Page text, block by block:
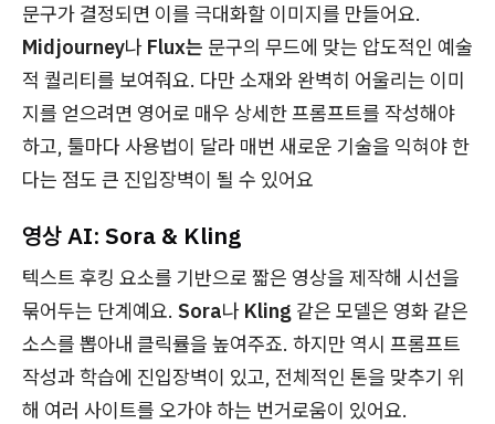
문구가 결정되면 이를 극대화할 이미지를 만들어요.
Midjourney나 Flux는 문구의 무드에 맞는 압도적인 예술
적 퀄리티를 보여줘요. 다만 소재와 완벽히 어울리는 이미
지를 얻으려면 영어로 매우 상세한 프롬프트를 작성해야
하고, 툴마다 사용법이 달라 매번 새로운 기술을 익혀야 한
다는 점도 큰 진입장벽이 될 수 있어요
영상 AI: Sora & Kling
텍스트 후킹 요소를 기반으로 짧은 영상을 제작해 시선을
묶어두는 단계예요. Sora나 Kling 같은 모델은 영화 같은
소스를 뽑아내 클릭률을 높여주죠. 하지만 역시 프롬프트
작성과 학습에 진입장벽이 있고, 전체적인 톤을 맞추기 위
해 여러 사이트를 오가야 하는 번거로움이 있어요.